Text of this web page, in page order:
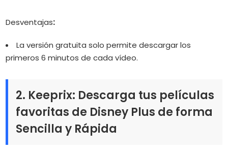
Desventajas:
La versión gratuita solo permite descargar los
primeros 6 minutos de cada vídeo.
2. Keeprix: Descarga tus películas
favoritas de Disney Plus de forma
Sencilla y Rápida